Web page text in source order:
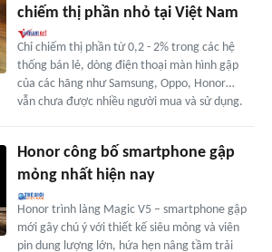
chiếm thị phần nhỏ tại Việt Nam
Chỉ chiếm thị phần từ 0,2 - 2% trong các hệ
thống bán lẻ, dòng điện thoại màn hình gập
của các hãng như Samsung, Oppo, Honor…
vẫn chưa được nhiều người mua và sử dụng.
Honor công bố smartphone gập
mỏng nhất hiện nay
Honor trình làng Magic V5 – smartphone gập
mới gây chú ý với thiết kế siêu mỏng và viên
pin dung lượng lớn, hứa hẹn nâng tầm trải